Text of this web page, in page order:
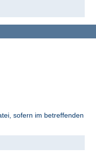
sofern im betreffenden